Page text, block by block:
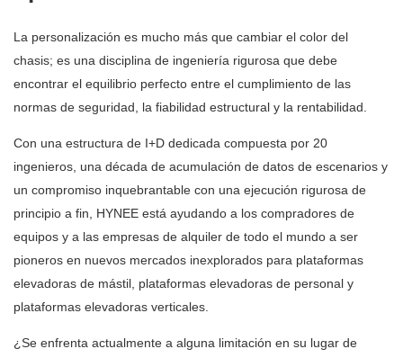
La personalización es mucho más que cambiar el color del
chasis; es una disciplina de ingeniería rigurosa que debe
encontrar el equilibrio perfecto entre el cumplimiento de las
normas de seguridad, la fiabilidad estructural y la rentabilidad.
Con una estructura de I+D dedicada compuesta por 20
ingenieros, una década de acumulación de datos de escenarios y
un compromiso inquebrantable con una ejecución rigurosa de
principio a fin, HYNEE está ayudando a los compradores de
equipos y a las empresas de alquiler de todo el mundo a ser
pioneros en nuevos mercados inexplorados para plataformas
elevadoras de mástil, plataformas elevadoras de personal y
plataformas elevadoras verticales.
¿Se enfrenta actualmente a alguna limitación en su lugar de